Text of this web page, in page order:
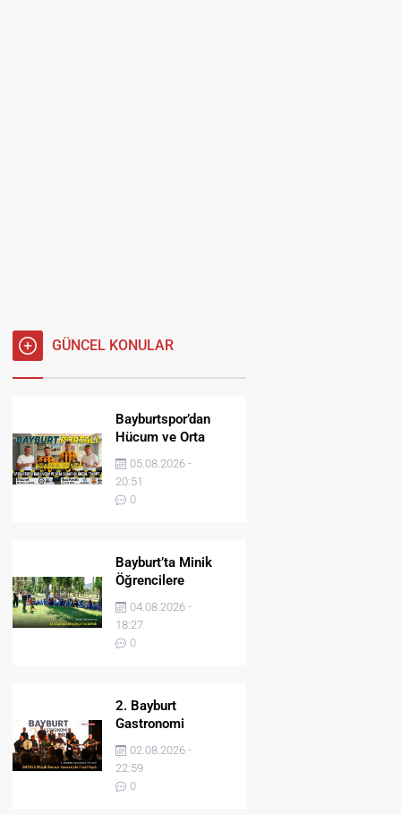
GÜNCEL KONULAR
Bayburtspor’dan
Hücum ve Orta
Sahaya İki Önemli
Takviye
05.08.2026 -
20:51
0
Bayburt’ta Minik
Öğrencilere
Jandarma Mesleği
Tanıtıldı
04.08.2026 -
18:27
0
2. Bayburt
Gastronomi
Festivali BAYDER
Müzik Korosu
Konseriyle Final
Yaptı
02.08.2026 -
22:59
0